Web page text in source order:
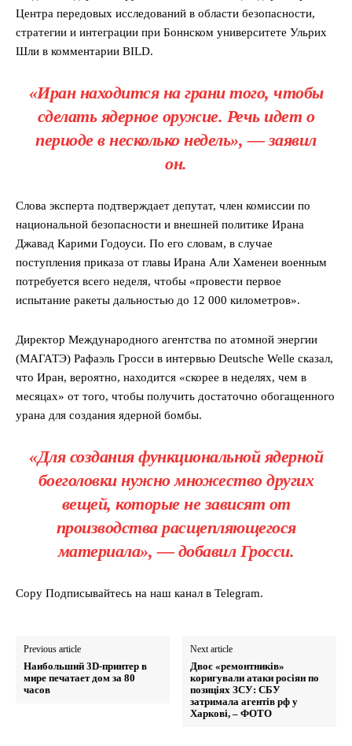
Центра передовых исследований в области безопасности,
стратегии и интеграции при Боннском университете Ульрих
Шли в комментарии BILD.
«Иран находится на грани того, чтобы
сделать ядерное оружие. Речь идет о
периоде в несколько недель», — заявил
он.
Слова эксперта подтверждает депутат, член комиссии по
национальной безопасности и внешней политике Ирана
Джавад Карими Годоуси. По его словам, в случае
поступления приказа от главы Ирана Али Хаменеи военным
потребуется всего неделя, чтобы «провести первое
испытание ракеты дальностью до 12 000 километров».
Директор Международного агентства по атомной энергии
(МАГАТЭ) Рафаэль Гросси в интервью Deutsche Welle сказал,
что Иран, вероятно, находится «скорее в неделях, чем в
месяцах» от того, чтобы получить достаточно обогащенного
урана для создания ядерной бомбы.
«Для создания функциональной ядерной
боеголовки нужно множество других
вещей, которые не зависят от
производства расщепляющегося
материала», — добавил Гросси.
Copy Подписывайтесь на наш канал в Telegram.
Previous article
Наибольший 3D-принтер в
мире печатает дом за 80
часов
Next article
Двоє «ремонтників»
коригували атаки росіян по
позиціях ЗСУ: СБУ
затримала агентів рф у
Харкові, – ФОТО